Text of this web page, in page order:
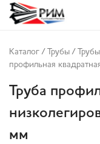
Каталог / Трубы /
профильная
Труба
мм